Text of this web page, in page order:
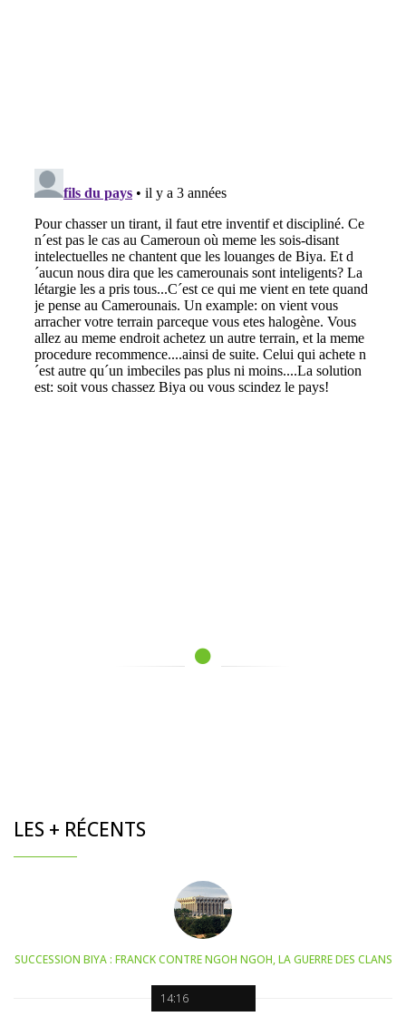
LES + RÉCENTS
14:16
SUCCESSION BIYA : FRANCK CONTRE NGOH NGOH, LA GUERRE DES CLANS